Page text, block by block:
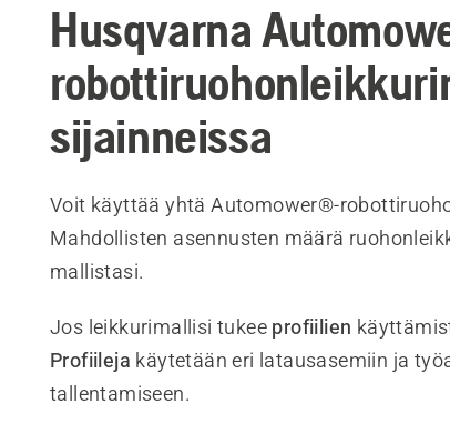
Husqvarna
sijainneissa
Voit käyttää yhtä Automower®-
Mahdollisten asennusten määrä
mallistasi.
Jos leikkurimallisi tukee profiilien
Profiileja käytetään eri latausasemiin ja
tallentamiseen.